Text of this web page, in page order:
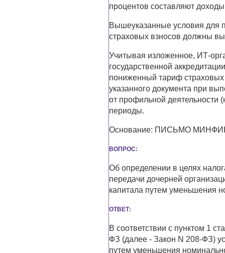
процентов составляют
Вышеуказанные условия для
страховых взносов должны
Учитывая изложенное, ИТ-
государственной
пониженный тариф страховых
указанного документа при
от профильной деятельности
периоды.
Основание: ПИСЬМО
ВОПРОС:
Об определении в целях
передачи дочерней
капитала путем уменьшения
ОТВЕТ:
В соответствии с пунктом 1
ФЗ (далее - Закон N 208-ФЗ)
путем уменьшения